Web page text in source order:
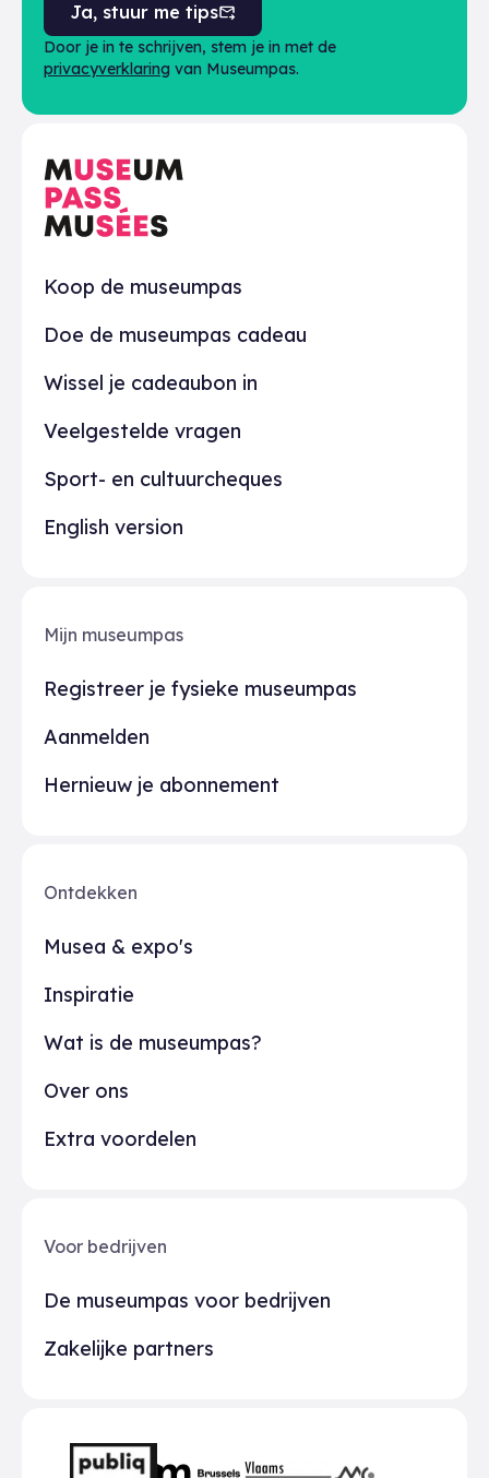
Praktisch
Koop de museumpas
Doe de museumpas cadeau
Wissel je cadeaubon in
Veelgestelde vragen
Sport- en cultuurcheques
English version
Ja, stuur me tips
Door je in te schrijven, stem je in met de
privacyverklaring van Museumpas.
Ontdekken
Musea & expo's
Inspiratie
Wat is de museumpas?
Over ons
Extra voordelen
Voor bedrijven
De museumpas voor bedrijven
Zakelijke partners
Mijn museumpas
Registreer je fysieke museumpas
Aanmelden
Hernieuw je abonnement
Partners